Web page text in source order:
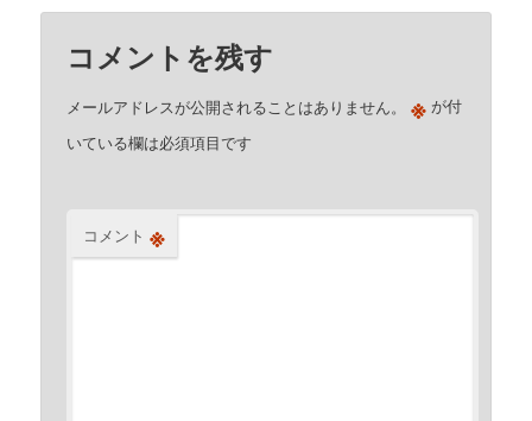
コメントを残す
メールアドレスが公開されることはありません。 ※ が付
いている欄は必須項目です
コメント ※